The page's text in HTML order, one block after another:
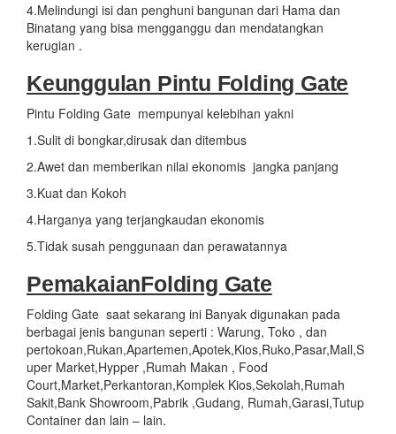
4.Melindungi isi dan penghuni bangunan dari Hama dan
Binatang yang bisa mengganggu dan mendatangkan
kerugian .
Keunggulan Pintu Folding Gate
Pintu Folding Gate mempunyai kelebihan yakni
1.Sulit di bongkar,dirusak dan ditembus
2.Awet dan memberikan nilai ekonomis jangka panjang
3.Kuat dan Kokoh
4.Harganya yang terjangkaudan ekonomis
5.Tidak susah penggunaan dan perawatannya
PemakaianFolding Gate
Folding Gate saat sekarang ini Banyak digunakan pada
berbagai jenis bangunan seperti : Warung, Toko , dan
pertokoan,Rukan,Apartemen,Apotek,Kios,Ruko,Pasar,Mall,S
uper Market,Hypper ,Rumah Makan , Food
Court,Market,Perkantoran,Komplek Kios,Sekolah,Rumah
Sakit,Bank Showroom,Pabrik ,Gudang, Rumah,Garasi,Tutup
Container dan lain – lain.